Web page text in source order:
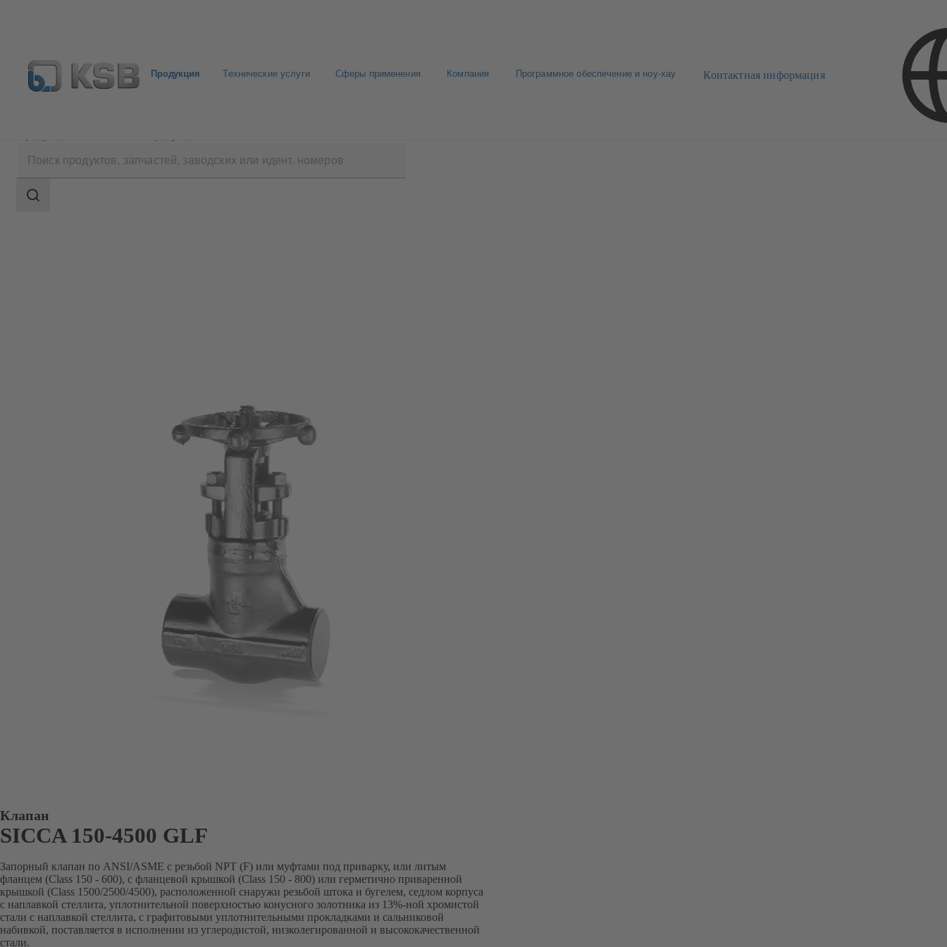
Продукция Технические услуги Сферы применения Компания Программное обеспечение и ноу-хау Контактная информация
поиска
Область
Клапан
SICCA 150-4500 GLF
Запорный клапан по ANSI/ASME с резьбой NPT (F) или муфтами под приварку, или литым
фланцем (Class 150 - 600), с фланцевой крышкой (Class 150 - 800) или герметично приваренной
крышкой (Class 1500/2500/4500), расположенной снаружи резьбой штока и бугелем, седлом корпуса
с наплавкой стеллита, уплотнительной поверхностью конусного золотника из 13%-ной хромистой
стали с наплавкой стеллита, с графитовыми уплотнительными прокладками и сальниковой
набивкой, поставляется в исполнении из углеродистой, низколегированной и высококачественной
стали.